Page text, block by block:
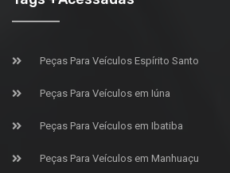
Peças Para Veículos Espírito Santo
Peças Para Veículos em Iúna
Peças Para Veículos em Ibatiba
Peças Para Veículos em Manhuaçu